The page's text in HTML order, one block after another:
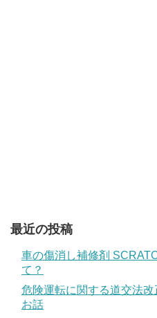
最近の投稿
車の傷消し補修剤
て？
危険運転に関する道交法
お話